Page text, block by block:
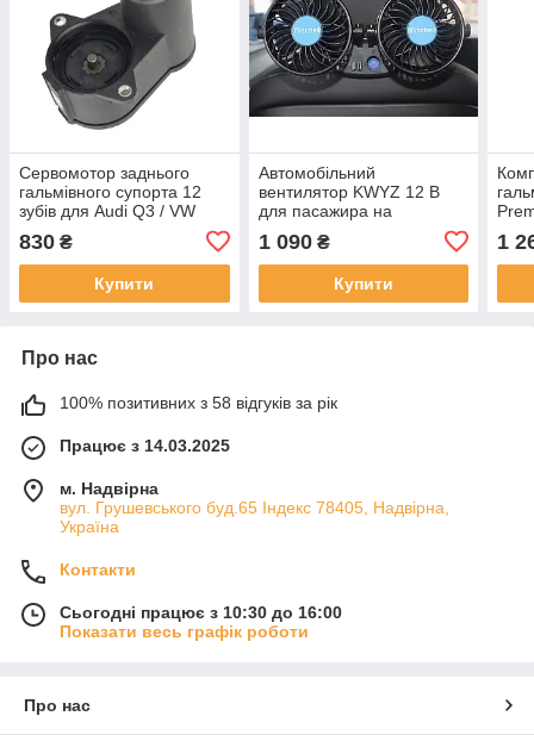
Сервомотор заднього
гальмівного супорта 12
зубів для Audi Q3 / VW
Passat / Tiguan / Sharan /
Seat Alhambra
830 ₴
Купити
Автомобільний
вентилятор KWYZ 12 В
для пасажира на
1 090₴
Купити
1
Про нас
100% позитивних з 58 відгуків за рік
Працює з 14.03.2025
м. Надвірна
вул. Грушевського буд.65 Індекс 78405, Надвірна,
Україна
Контакти
Сьогодні працює з 10:30 до 16:00
Показати весь графік роботи
Про нас